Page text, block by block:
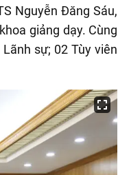
Nguyễn Đăng Sáu,
giảng dạy. Cùng
sự; 02 Tùy viên